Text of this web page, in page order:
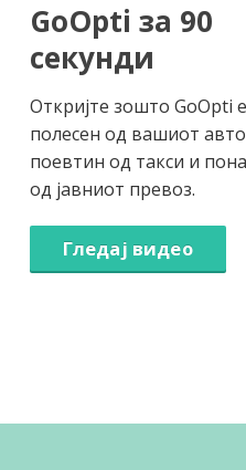
GoOpti за 90
секунди
Откријте зошто GoOpti е
полесен од вашиот
поевтин од такси и
од јавниот превоз.
Гледај видео